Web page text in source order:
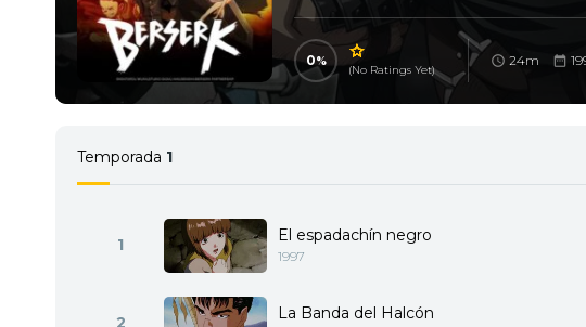
Boscongn.
0
(No Ratings Yet)
24m
Temporada 1
1 El espadachín negro
1997
2 La Banda del Halcón